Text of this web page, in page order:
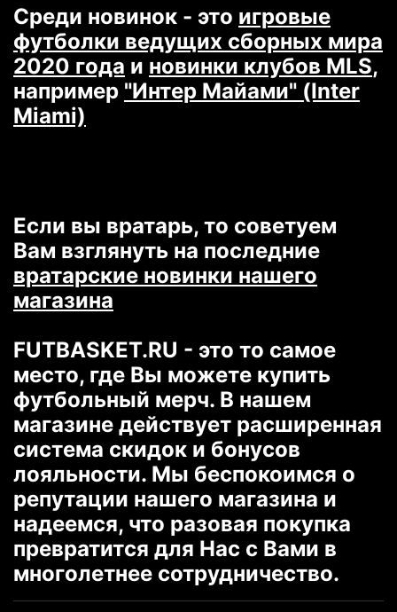
Среди новинок - это игровые
футболки ведущих сборных мира
2020 года и новинки клубов MLS,
например "Интер Майами" (Inter
Miami)
Если вы вратарь, то советуем
Вам взглянуть на последние
вратарские новинки нашего
магазина
FUTBASKET.RU - это то самое
место, где Вы можете купить
футбольный мерч. В нашем
магазине действует расширенная
система скидок и бонусов
лояльности. Мы беспокоимся о
репутации нашего магазина и
надеемся, что разовая покупка
превратится для Нас с Вами в
многолетнее сотрудничество.